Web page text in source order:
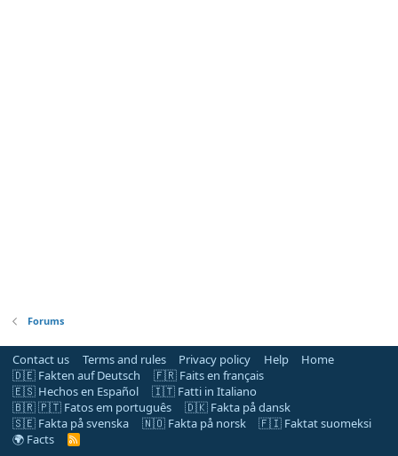
Forums
Contact us Terms and rules Privacy policy Help
Home
🇩🇪 Fakten auf Deutsch
🇫🇷 Faits en français
🇪🇸 Hechos en Español
🇮🇹 Fatti in Italiano
🇧🇷 🇵🇹 Fatos em português
🇩🇰 Fakta på dansk
🇸🇪 Fakta på svenska
🇳🇴 Fakta på norsk
🇫🇮 Faktat suomeksi
🌍 Facts
R